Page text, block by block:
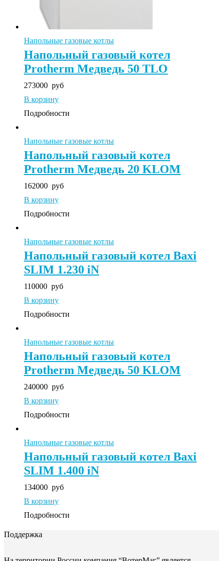
Напольные газовые котлы
Напольный газовый котел
Protherm Медведь 50 TLO
273000 руб
В корзину
Подробности
Напольные газовые котлы
Напольный газовый котел
Protherm Медведь 20 KLOM
162000 руб
В корзину
Подробности
Напольные газовые котлы
Напольный газовый котел Baxi
SLIM 1.230 iN
110000 руб
В корзину
Подробности
Напольные газовые котлы
Напольный газовый котел
Protherm Медведь 50 KLOM
240000 руб
В корзину
Подробности
Напольные газовые котлы
Напольный газовый котел Baxi
SLIM 1.400 iN
134000 руб
В корзину
Подробности
Поддержка